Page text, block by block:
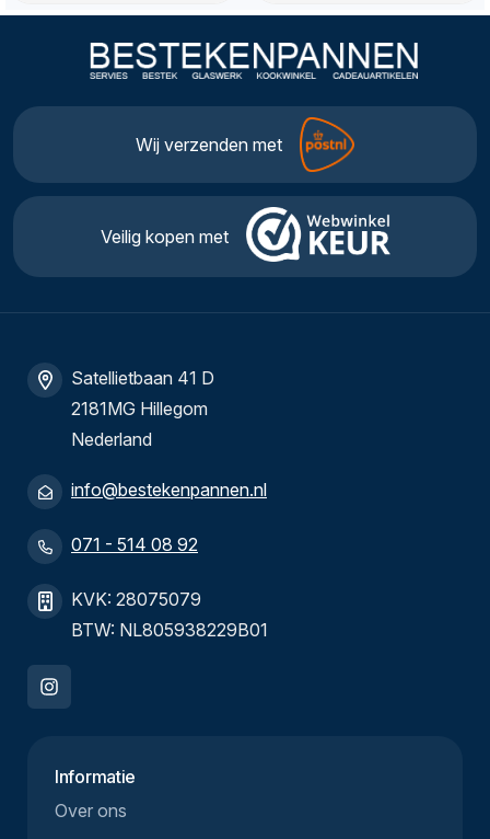
Wij verzenden met
Veilig kopen met
Satellietbaan 41 D
2181MG Hillegom
Nederland
info@bestekenpannen.nl
071 - 514 08 92
KVK: 28075079
BTW: NL805938229B01
Informatie
Over ons